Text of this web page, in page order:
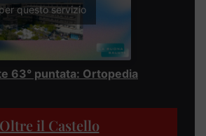
questo servizio
63° puntata: Ortopedia
Oltre il Castello